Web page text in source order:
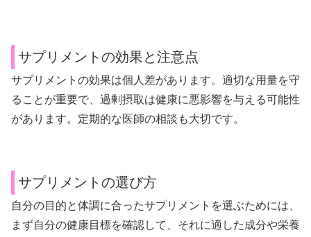
サプリメントの効果と注意点
サプリメントの効果は個人差があります。適切な用量を守
ることが重要で、過剰摂取は健康に悪影響を与える可能性
があります。定期的な医師の相談も大切です。
サプリメントの選び方
自分の目的と体調に合ったサプリメントを選ぶためには、
まず自分の健康目標を確認して、それに適した成分や栄養